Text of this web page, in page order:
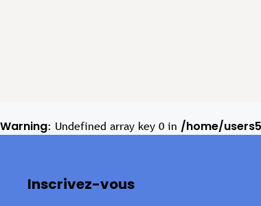
Warning: Undefined array key 0 in /home/
Inscrivez-vous